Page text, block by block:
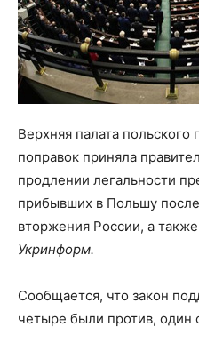
Верхняя палата польского
поправок приняла
продлении легальности
прибывших в Польшу
вторжения России, а
Укринформ.
Сообщается, что закон
четыре были против, один